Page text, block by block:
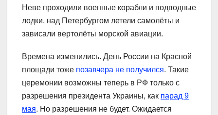
Неве проходили военные корабли и подводные
лодки, над Петербургом летели самолёты и
зависали вертолёты морской авиации.
Времена изменились. День России на Красной
площади тоже позавчера не получился. Такие
церемонии возможны теперь в РФ только с
разрешения президента Украины, как парад 9
мая. Но разрешения не будет. Ожидается